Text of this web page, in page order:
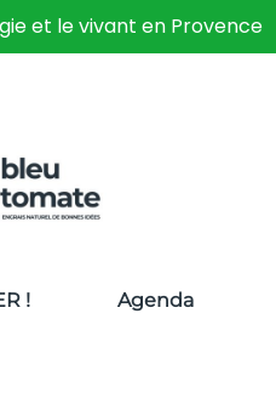
et le vivant en Provence
! Agenda